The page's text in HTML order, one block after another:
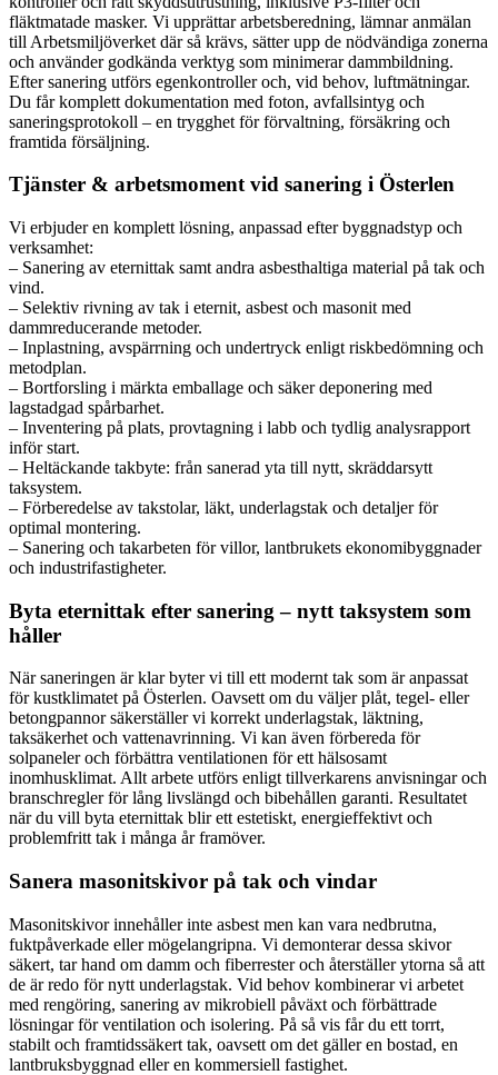
fläktmatade masker. Vi upprättar arbetsberedning, lämnar anmälan
till Arbetsmiljöverket där så krävs, sätter upp de nödvändiga zonerna
och använder godkända verktyg som minimerar dammbildning.
Efter sanering utförs egenkontroller och, vid behov, luftmätningar.
Du får komplett dokumentation med foton, avfallsintyg och
saneringsprotokoll – en trygghet för förvaltning, försäkring och
framtida försäljning.
Tjänster & arbetsmoment vid sanering i Österlen
Vi erbjuder en komplett lösning, anpassad efter byggnadstyp och
verksamhet:
– Sanering av eternittak samt andra asbesthaltiga material på tak och
vind.
– Selektiv rivning av tak i eternit, asbest och masonit med
dammreducerande metoder.
– Inplastning, avspärrning och undertryck enligt riskbedömning och
metodplan.
– Bortforsling i märkta emballage och säker deponering med
lagstadgad spårbarhet.
– Inventering på plats, provtagning i labb och tydlig analysrapport
inför start.
– Heltäckande takbyte: från sanerad yta till nytt, skräddarsytt
taksystem.
– Förberedelse av takstolar, läkt, underlagstak och detaljer för
optimal montering.
– Sanering och takarbeten för villor, lantbrukets ekonomibyggnader
och industrifastigheter.
Byta eternittak efter sanering – nytt taksystem som
håller
När saneringen är klar byter vi till ett modernt tak som är anpassat
för kustklimatet på Österlen. Oavsett om du väljer plåt, tegel- eller
betongpannor säkerställer vi korrekt underlagstak, läktning,
taksäkerhet och vattenavrinning. Vi kan även förbereda för
solpaneler och förbättra ventilationen för ett hälsosamt
inomhusklimat. Allt arbete utförs enligt tillverkarens anvisningar och
branschregler för lång livslängd och bibehållen garanti. Resultatet
när du vill byta eternittak blir ett estetiskt, energieffektivt och
problemfritt tak i många år framöver.
Sanera masonitskivor på tak och vindar
Masonitskivor innehåller inte asbest men kan vara nedbrutna,
fuktpåverkade eller mögelangripna. Vi demonterar dessa skivor
säkert, tar hand om damm och fiberrester och återställer ytorna så att
de är redo för nytt underlagstak. Vid behov kombinerar vi arbetet
med rengöring, sanering av mikrobiell påväxt och förbättrade
lösningar för ventilation och isolering. På så vis får du ett torrt,
stabilt och framtidssäkert tak, oavsett om det gäller en bostad, en
lantbruksbyggnad eller en kommersiell fastighet.